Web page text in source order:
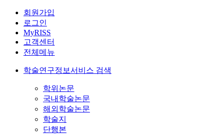
회원가입
로그인
MyRISS
고객센터
전체메뉴
학술연구정보서비스 검색
학위논문
국내학술논문
해외학술논문
학술지
단행본